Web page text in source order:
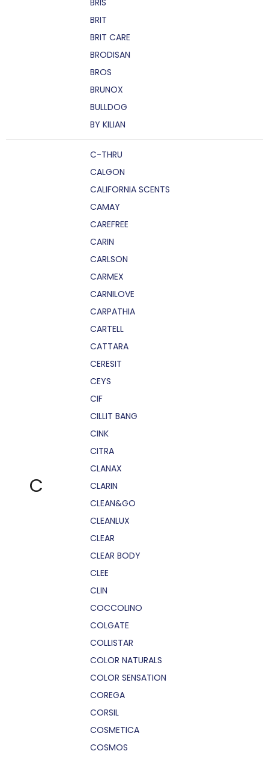
BRIS
BRIT
BRIT CARE
BRODISAN
BROS
BRUNOX
BULLDOG
BY KILIAN
C
C-THRU
CALGON
CALIFORNIA SCENTS
CAMAY
CAREFREE
CARIN
CARLSON
CARMEX
CARNILOVE
CARPATHIA
CARTELL
CATTARA
CERESIT
CEYS
CIF
CILLIT BANG
CINK
CITRA
CLANAX
CLARIN
CLEAN&GO
CLEANLUX
CLEAR
CLEAR BODY
CLEE
CLIN
COCCOLINO
COLGATE
COLLISTAR
COLOR NATURALS
COLOR SENSATION
COREGA
CORSIL
COSMETICA
COSMOS